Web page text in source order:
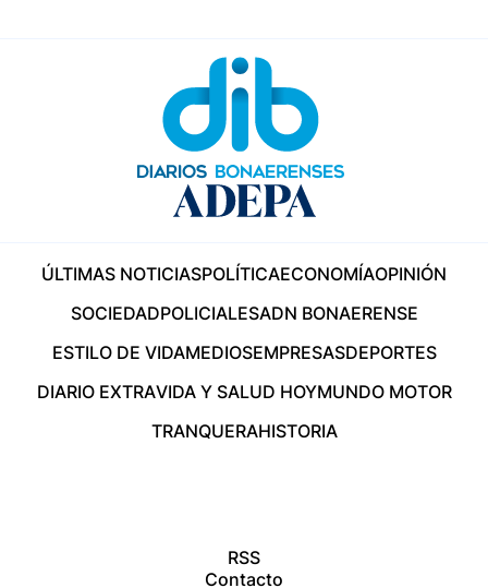
ÚLTIMAS NOTICIASPOLÍTICAECONOMÍAOPINIÓN
SOCIEDADPOLICIALESADN BONAERENSE
ESTILO DE VIDAMEDIOSEMPRESASDEPORTES
DIARIO EXTRAVIDA Y SALUD HOYMUNDO MOTOR
TRANQUERAHISTORIA
RSS
Contacto